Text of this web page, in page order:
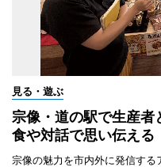
見る・遊ぶ
宗像・道の駅で生産
食や対話で思い伝える
宗像の魅力を市内外に発信する